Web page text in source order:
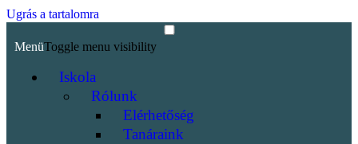
Ugrás a tartalomra
MenüToggle menu visibility
Iskola
Rólunk
Elérhetőség
Tanáraink